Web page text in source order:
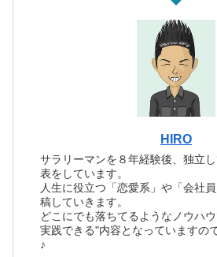
HIRO
サラリーマンを８年経験後、独立
表をしています。
人生に役立つ「恋愛系」や「会社
稿していきます。
どこにでも落ちてるようなノウハ
実践できる"内容となっていますの
♪